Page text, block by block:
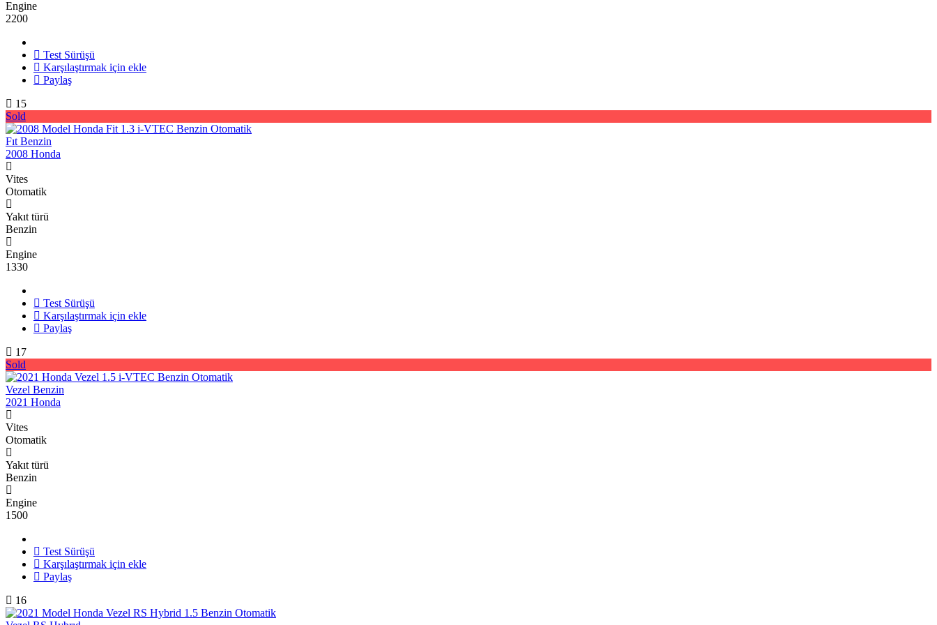
Engine
2200
Test Sürüşü
Karşılaştırmak için ekle
Paylaş
15
Sold
Fıt Benzin
2008 Honda
Vites
Otomatik
Yakıt türü
Benzin
Engine
1330
Test Sürüşü
Karşılaştırmak için ekle
Paylaş
17
Sold
Vezel Benzin
2021 Honda
Vites
Otomatik
Yakıt türü
Benzin
Engine
1500
Test Sürüşü
Karşılaştırmak için ekle
Paylaş
16